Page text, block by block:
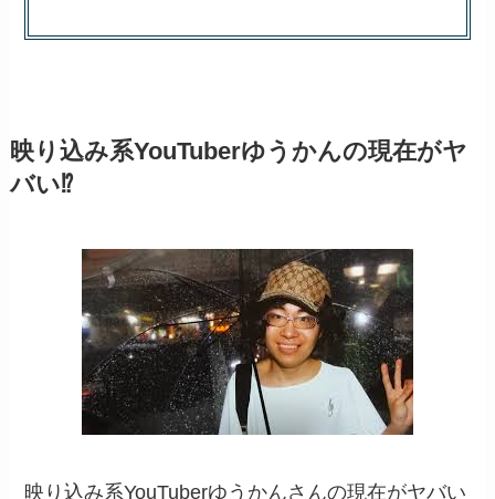
映り込み系YouTuberゆうかんの現在がヤ
バい⁉︎
映り込み系YouTuberゆうかんさんの現在がヤバい